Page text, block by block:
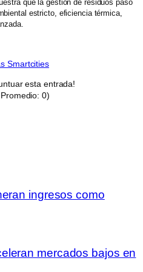
que la gestión de residuos pasó
estricto, eficiencia térmica,
Smartcities
esta entrada!
Promedio:0)
ingresos como
mercados bajos en